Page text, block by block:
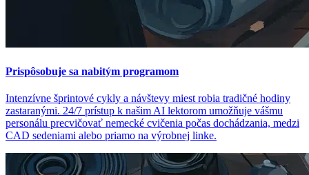
Prispôsobuje sa nabitým programom
Intenzívne šprintové cykly a návštevy miest robia tradičné hodiny
zastaranými. 24/7 prístup k našim AI lektorom umožňuje vášmu
personálu precvičovať nemecké cvičenia počas dochádzania, medzi
CAD sedeniami alebo priamo na výrobnej linke.